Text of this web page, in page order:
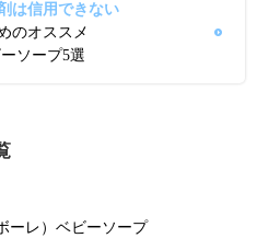
は信用できない
のオススメ
ソープ5選
ーレ）ベビーソープ